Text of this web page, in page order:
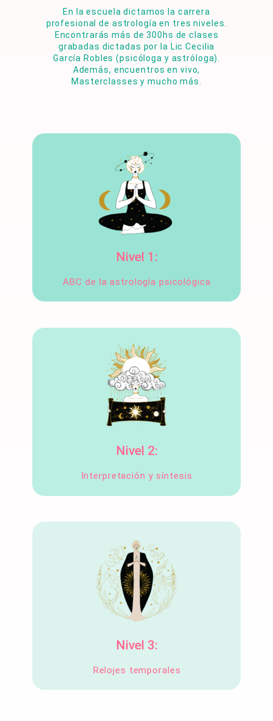
En la escuela dictamos la carrera
profesional de astrología en tres niveles.
Encontrarás más de 300hs de clases
grabadas dictadas por la Lic Cecilia
García Robles (psicóloga y astróloga).
Además, encuentros en vivo,
Masterclasses y mucho más.
Nivel 1:
ABC de la astrología psicológica
Nivel 2:
Interpretación y síntesis
Nivel 3:
Relojes temporales